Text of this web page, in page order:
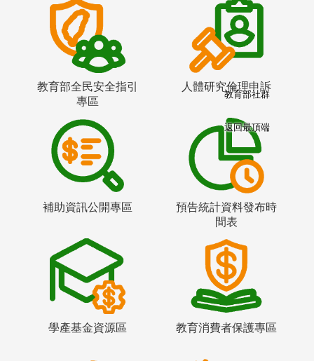
教育部全民安全指引
專區
人體研究倫理申訴
補助資訊公開專區
預告統計資料發布時
間表
學產基金資源區 教育消費者保護專區
教育部社群
返回最頂端